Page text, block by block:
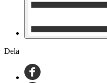
Dela